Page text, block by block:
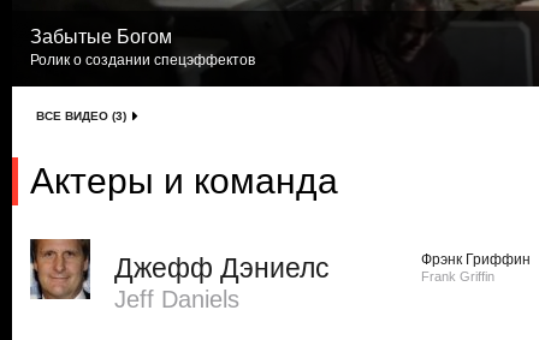
Забытые Богом
Ролик о создании спецэффектов
ВСЕ ВИДЕО (3)
Актеры и команда
Джефф Дэниелс
Jeff Daniels
Фрэнк Гриффин
Frank Griffin